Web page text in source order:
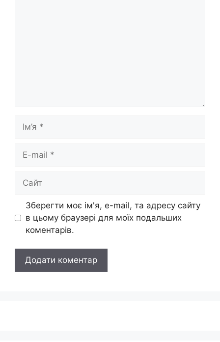
mail
Зберегти моє ім'я, e-mail, та адресу сайту
в цьому браузері для моїх подальших
коментарів.